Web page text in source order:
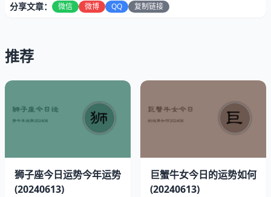
速配星座:
巨蟹与天蝎
最佳时段:
分享文章： 微信 微博 QQ 复制链接
推荐
狮子座今日运势今年运势
(20240613)
巨蟹牛女今日的运势如何
(20240613)